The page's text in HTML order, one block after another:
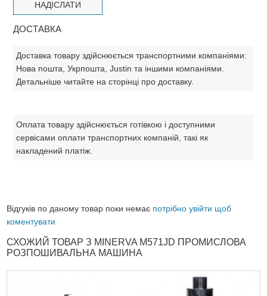
ДОСТАВКА
Доставка товару здійснюється транспортними компаніями:
Нова пошта, Укрпошта, Justin та іншими компаніями.
Детальніше читайте на сторінці про доставку.
Оплата товару здійснюється готівкою і доступними
сервісами оплати транспортних компаній, такі як
накладений платіж.
Відгуків по даному товар поки немає потрібно увійти щоб
коментувати
СХОЖИЙ ТОВАР З MINERVA M571JD ПРОМИСЛОВА
РОЗПОШИВАЛЬНА МАШИНА